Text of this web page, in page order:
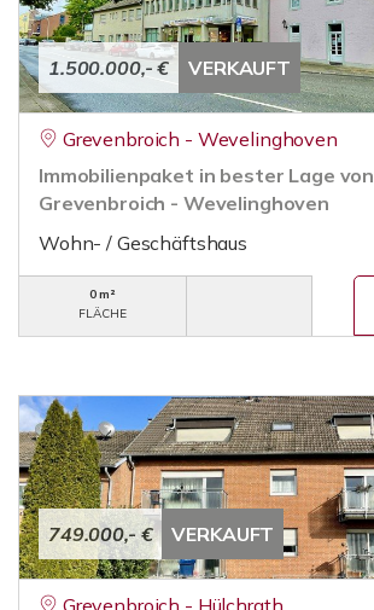
1.500.000,- € VERKAUFT
Grevenbroich - Wevelinghoven
Immobilienpaket in bester Lage von
Grevenbroich - Wevelinghoven
Wohn- / Geschäftshaus
0 m²
FLÄCHE
749.000,- € VERKAUFT
Grevenbroich - Hülchrath